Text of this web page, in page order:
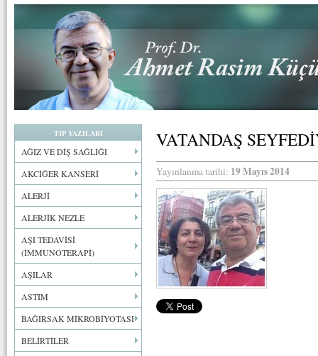
TIP YAZILARI
AĞIZ VE DİŞ SAĞLIĞI
AKCİĞER KANSERİ
ALERJİ
ALERJİK NEZLE
AŞI TEDAVİSİ
(İMMUNOTERAPİ)
AŞILAR
ASTIM
BAĞIRSAK MİKROBİYOTASI
BELİRTİLER
VATANDAŞ
Yayınlanma tarihi: 19 Mayıs 2014